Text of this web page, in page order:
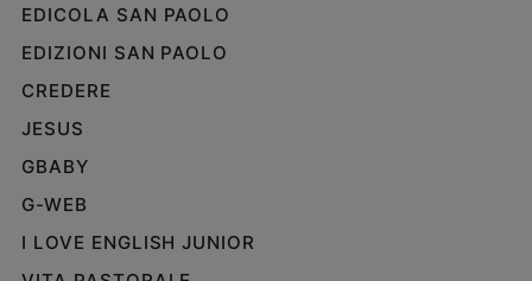
EDICOLA SAN PAOLO
EDIZIONI SAN PAOLO
CREDERE
JESUS
GBABY
G-WEB
I LOVE ENGLISH JUNIOR